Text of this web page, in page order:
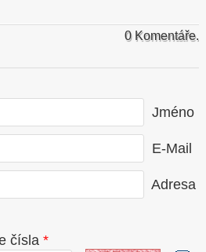
0 Komentáře.
Jméno
E-Mail
Adresa
čísla *